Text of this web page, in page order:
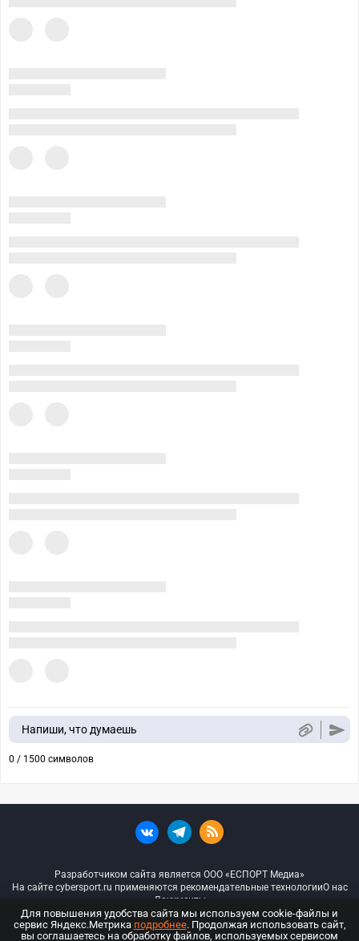
Напиши, что думаешь
0 / 1500 символов
Разработчиком сайта является ООО «ЕСПОРТ Медиа»
На сайте cybersport.ru применяются рекомендательные технологииО нас
Документы
© ООО «Киберспорт.ру» — Все права защищены
Для повышения удобства сайта мы используем cookie-файлы и
сервис Яндекс.Метрика подробнее. Продолжая использовать сайт,
вы соглашаетесь на обработку файлов, используемых сервисом